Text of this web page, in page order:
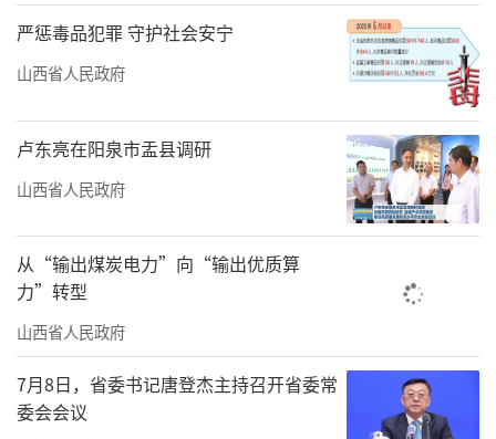
严惩毒品犯罪 守护社会安宁
山西省人民政府
卢东亮在阳泉市盂县调研
山西省人民政府
从“输出煤炭电力”向“输出优质算
力”转型
山西省人民政府
7月8日，省委书记唐登杰主持召开省委常
委会会议